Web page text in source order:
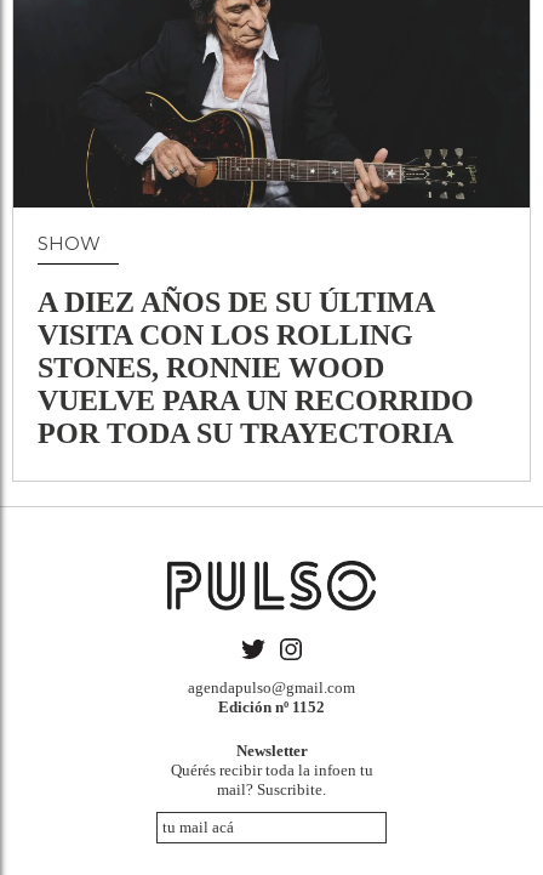
SHOW
A DIEZ AÑOS DE SU ÚLTIMA
VISITA CON LOS ROLLING
STONES, RONNIE WOOD
VUELVE PARA UN RECORRIDO
POR TODA SU TRAYECTORIA
agendapulso@gmail.com
Edición nº 1152
Newsletter
Quérés recibir toda la infoen tu
mail? Suscribite.